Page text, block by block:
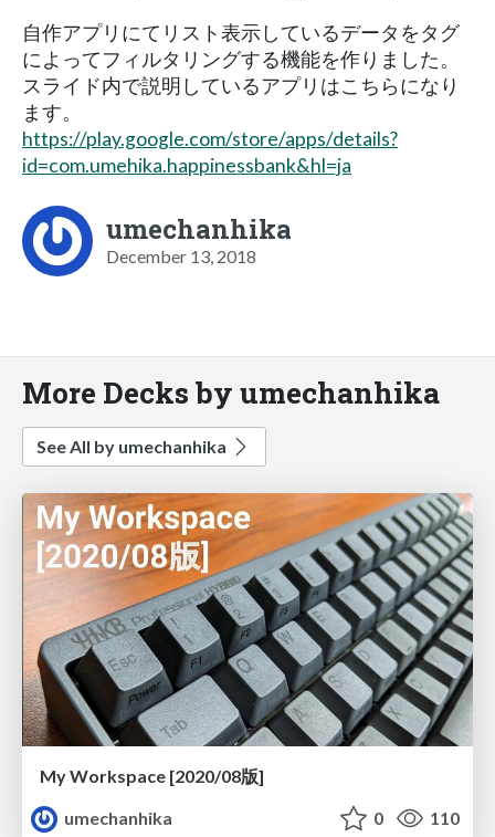
自作アプリにてリスト表示しているデータをタグ
によってフィルタリングする機能を作りました。
スライド内で説明しているアプリはこちらになり
ます。
https://play.google.com/store/apps/details?
id=com.umehika.happinessbank&hl=ja
umechanhika
December 13, 2018
More Decks by umechanhika
See All by umechanhika
My Workspace [2020/08版]
umechanhika
0 110